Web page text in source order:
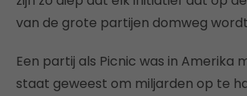
van de grote partijen domweg
Een partij als Picnic was in Amerika
staat geweest om miljarden op te